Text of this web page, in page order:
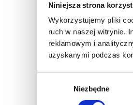
Niniejsza strona
Wykorzystujemy pliki
ruch w naszej witrynie.
reklamowym i
uzyskanymi podczas
Niezbędne